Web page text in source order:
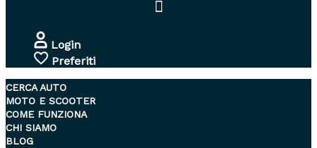
Login
Preferiti
CERCA AUTO
MOTO E SCOOTER
COME FUNZIONA
CHI SIAMO
BLOG